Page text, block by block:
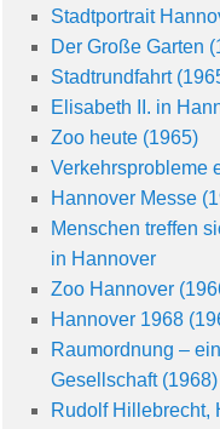
Stadtportrait
Der Große Garten
Stadtrundfahrt
Elisabeth II. in
Zoo heute (1965)
Verkehrsprobleme
Hannover Messe
Menschen treffen
in Hannover
Zoo Hannover
Hannover 1968
Raumordnung –
Gesellschaft (1968)
Rudolf Hillebrecht,